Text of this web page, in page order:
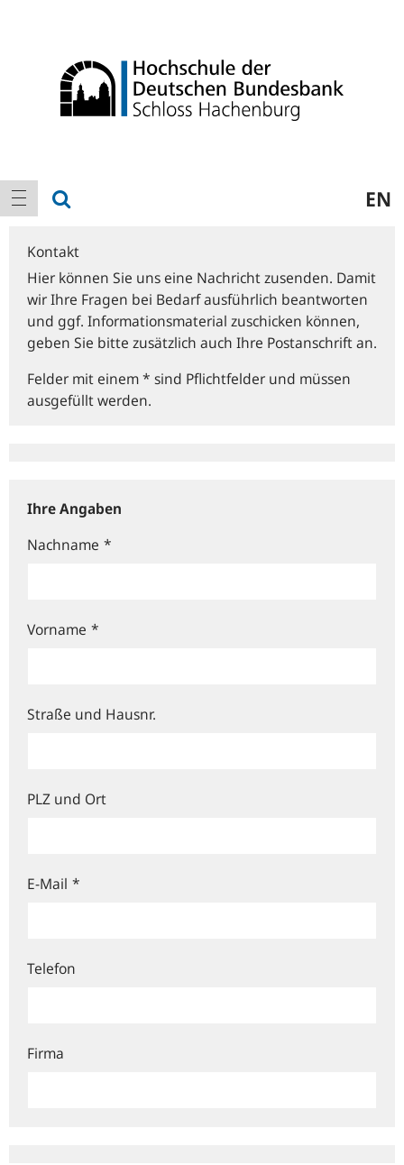
Hauptnavigation
Navigation anzeigen EN
Kontakt
Hier können Sie uns eine Nachricht zusenden. Damit
wir Ihre Fragen bei Bedarf ausführlich beantworten
und ggf. Informationsmaterial zuschicken können,
geben Sie bitte zusätzlich auch Ihre Postanschrift an.
Felder mit einem * sind Pflichtfelder und müssen
ausgefüllt werden.
Ihre Angaben
Nachname *
Vorname *
Straße und Hausnr.
PLZ und Ort
E-Mail *
Telefon
Firma